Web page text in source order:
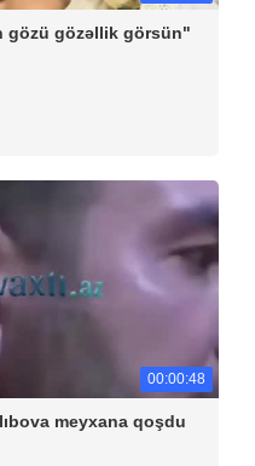
gözü gözəllik görsün"
00:00:48
meyxana qoşdu